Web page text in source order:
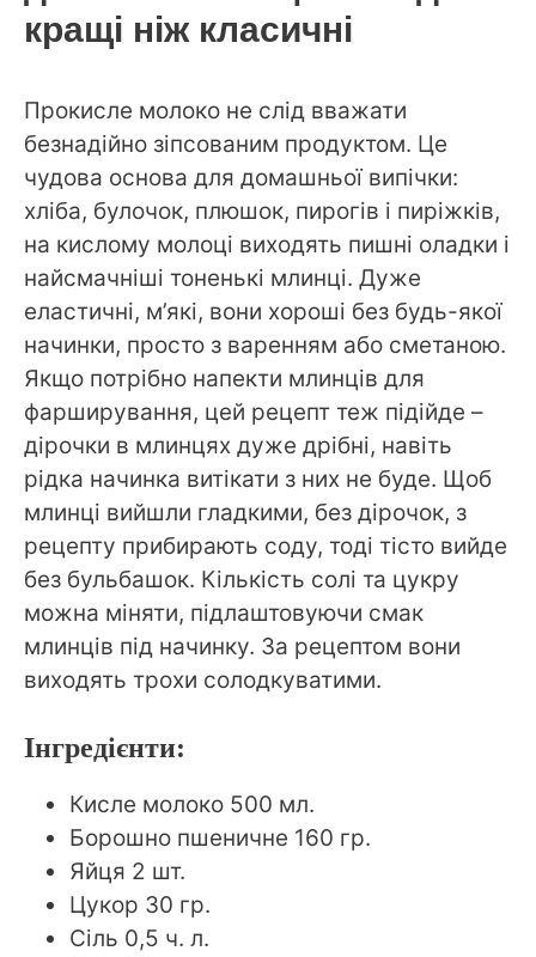
кращі ніж класичні
Прокисле молоко не слід вважати
безнадійно зіпсованим продуктом. Це
чудова основа для домашньої випічки:
хліба, булочок, плюшок, пирогів і пиріжків,
на кислому молоці виходять пишні оладки і
найсмачніші тоненькі млинці. Дуже
еластичні, м’які, вони хороші без будь-якої
начинки, просто з варенням або сметаною.
Якщо потрібно напекти млинців для
фарширування, цей рецепт теж підійде –
дірочки в млинцях дуже дрібні, навіть
рідка начинка витікати з них не буде. Щоб
млинці вийшли гладкими, без дірочок, з
рецепту прибирають соду, тоді тісто вийде
без бульбашок. Кількість солі та цукру
можна міняти, підлаштовуючи смак
млинців під начинку. За рецептом вони
виходять трохи солодкуватими.
Інгредієнти:
Кисле молоко 500 мл.
Борошно пшеничне 160 гр.
Яйця 2 шт.
Цукор 30 гр.
Сіль 0,5 ч. л.